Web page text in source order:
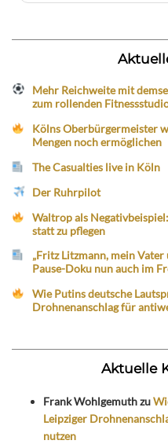
Mehr Reichweite mit
zum rollenden
Kölns Oberbürgermeister
Mengen noch ermöglichen
The Casualties live in Köln
Der Ruhrpilot
Waltrop als
statt zu pflegen
„Fritz Litzmann, mein Vater
Pause-Doku nun auch im
Wie Putins deutsche
Drohnenanschlag für
Aktuelle
Frank Wohlgemuthzu
Leipziger
nutzen